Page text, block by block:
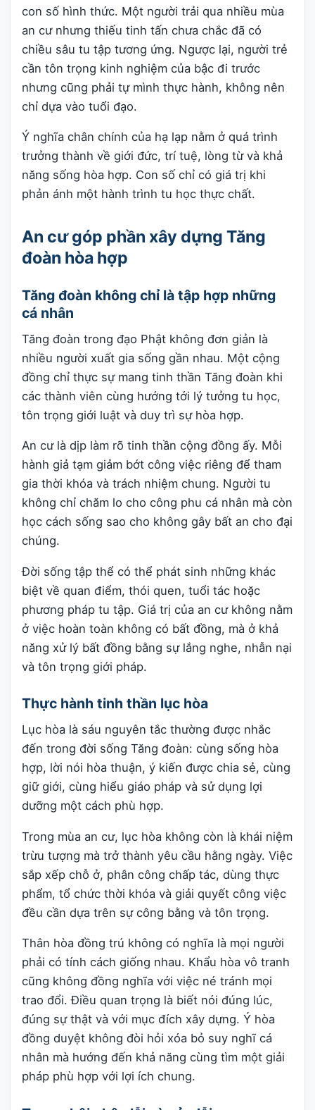
con số hình thức. Một người trải qua nhiều mùa
an cư nhưng thiếu tinh tấn chưa chắc đã có
chiều sâu tu tập tương ứng. Ngược lại, người trẻ
cần tôn trọng kinh nghiệm của bậc đi trước
nhưng cũng phải tự mình thực hành, không nên
chỉ dựa vào tuổi đạo.
Ý nghĩa chân chính của hạ lạp nằm ở quá trình
trưởng thành về giới đức, trí tuệ, lòng từ và khả
năng sống hòa hợp. Con số chỉ có giá trị khi
phản ánh một hành trình tu học thực chất.
An cư góp phần xây dựng Tăng
đoàn hòa hợp
Tăng đoàn không chỉ là tập hợp những
cá nhân
Tăng đoàn trong đạo Phật không đơn giản là
nhiều người xuất gia sống gần nhau. Một cộng
đồng chỉ thực sự mang tinh thần Tăng đoàn khi
các thành viên cùng hướng tới lý tưởng tu học,
tôn trọng giới luật và duy trì sự hòa hợp.
An cư là dịp làm rõ tinh thần cộng đồng ấy. Mỗi
hành giả tạm giảm bớt công việc riêng để tham
gia thời khóa và trách nhiệm chung. Người tu
không chỉ chăm lo cho công phu cá nhân mà còn
học cách sống sao cho không gây bất an cho đại
chúng.
Đời sống tập thể có thể phát sinh những khác
biệt về quan điểm, thói quen, tuổi tác hoặc
phương pháp tu tập. Giá trị của an cư không nằm
ở việc hoàn toàn không có bất đồng, mà ở khả
năng xử lý bất đồng bằng sự lắng nghe, nhẫn nại
và tôn trọng giới pháp.
Thực hành tinh thần lục hòa
Lục hòa là sáu nguyên tắc thường được nhắc
đến trong đời sống Tăng đoàn: cùng sống hòa
hợp, lời nói hòa thuận, ý kiến được chia sẻ, cùng
giữ giới, cùng hiểu giáo pháp và sử dụng lợi
dưỡng một cách phù hợp.
Trong mùa an cư, lục hòa không còn là khái niệm
trừu tượng mà trở thành yêu cầu hằng ngày. Việc
sắp xếp chỗ ở, phân công chấp tác, dùng thực
phẩm, tổ chức thời khóa và giải quyết công việc
đều cần dựa trên sự công bằng và tôn trọng.
Thân hòa đồng trú không có nghĩa là mọi người
phải có tính cách giống nhau. Khẩu hòa vô tranh
cũng không đồng nghĩa với việc né tránh mọi
trao đổi. Điều quan trọng là biết nói đúng lúc,
đúng sự thật và với mục đích xây dựng. Ý hòa
đồng duyệt không đòi hỏi xóa bỏ suy nghĩ cá
nhân mà hướng đến khả năng cùng tìm một giải
pháp phù hợp với lợi ích chung.